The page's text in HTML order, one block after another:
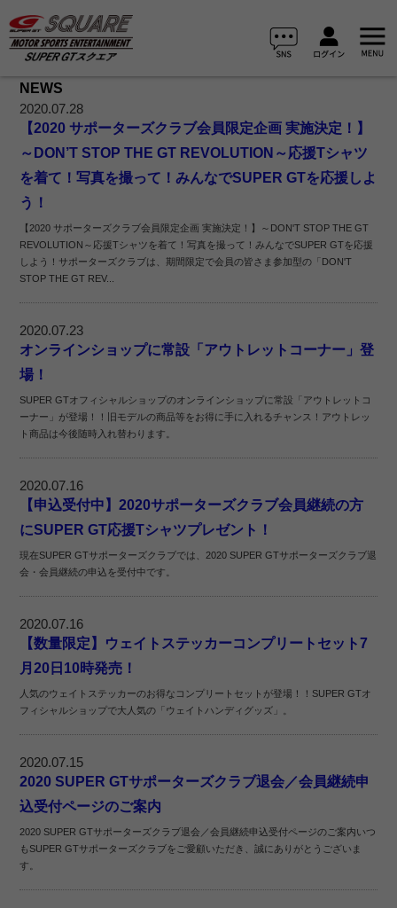
NEWS
2020.07.28
【2020 サポーターズクラブ会員限定企画 実施決定！】
～DON’T STOP THE GT REVOLUTION～応援Tシャツ
を着て！写真を撮って！みんなでSUPER GTを応援しよ
う！
【2020 サポーターズクラブ会員限定企画 実施決定！】～DON'T STOP THE GT
REVOLUTION～応援Tシャツを着て！写真を撮って！みんなでSUPER GTを応援
しよう！サポーターズクラブは、期間限定で会員の皆さま参加型の「DON'T
STOP THE GT REV...
2020.07.23
オンラインショップに常設「アウトレットコーナー」登
場！
SUPER GTオフィシャルショップのオンラインショップに常設「アウトレットコ
ーナー」が登場！！旧モデルの商品等をお得に手に入れるチャンス！アウトレッ
ト商品は今後随時入れ替わります。
2020.07.16
【申込受付中】2020サポーターズクラブ会員継続の方
にSUPER GT応援Tシャツプレゼント！
現在SUPER GTサポーターズクラブでは、2020 SUPER GTサポーターズクラブ退
会・会員継続の申込を受付中です。
2020.07.16
【数量限定】ウェイトステッカーコンプリートセット7
月20日10時発売！
人気のウェイトステッカーのお得なコンプリートセットが登場！！SUPER GTオ
フィシャルショップで大人気の「ウェイトハンディグッズ」。
2020.07.15
2020 SUPER GTサポーターズクラブ退会／会員継続申
込受付ページのご案内
2020 SUPER GTサポーターズクラブ退会／会員継続申込受付ページのご案内いつ
もSUPER GTサポーターズクラブをご愛顧いただき、誠にありがとうございま
す。